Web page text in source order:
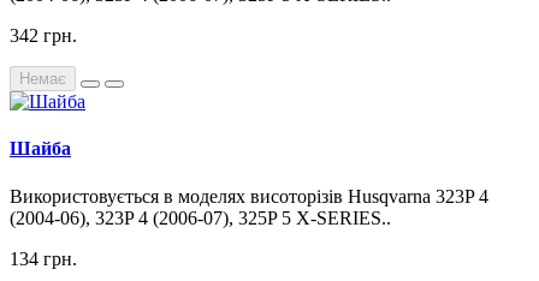
342 грн.
Немає
Шайба
Використовується в моделях висоторізів Husqvarna 323P 4
(2004-06), 323P 4 (2006-07), 325P 5 X-SERIES..
134 грн.